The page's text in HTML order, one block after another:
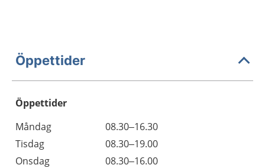
Öppettider
Öppettider
Dag
Öppettider
Kommentarer
Måndag
08.30–16.30
Tisdag
08.30–19.00
Onsdag
08.30–16.00